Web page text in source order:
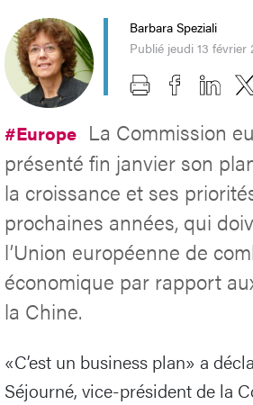
Barbara Speziali
Publié jeudi 13 février
#Europe La Commission
présenté fin janvier son
la croissance et ses
prochaines années, qui
l’Union européenne de
économique par rapport
la Chine.
«C’est un business plan» a
Séjourné, vice-président de la